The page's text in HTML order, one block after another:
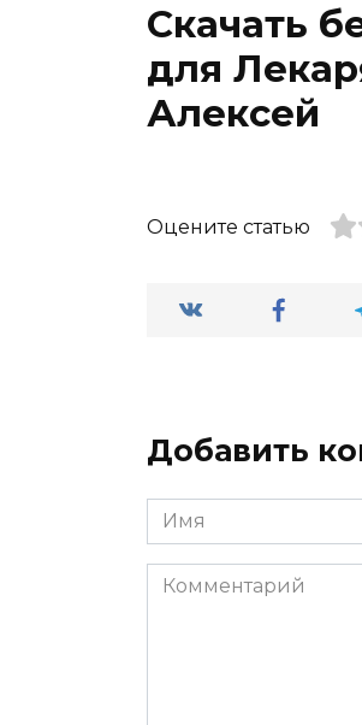
Скачать
для
Алексей
Оцените статью
Добавить
Имя
*
Комментарий